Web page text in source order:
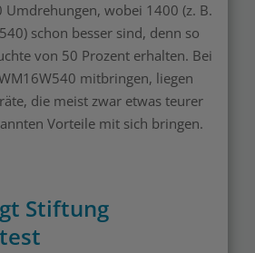
wobei 1400 (z. B.
schon besser sind, denn so
von 50 Prozent erhalten. Bei
mitbringen, liegen
die meist zwar etwas teurer
Vorteile mit sich bringen.
Stiftung